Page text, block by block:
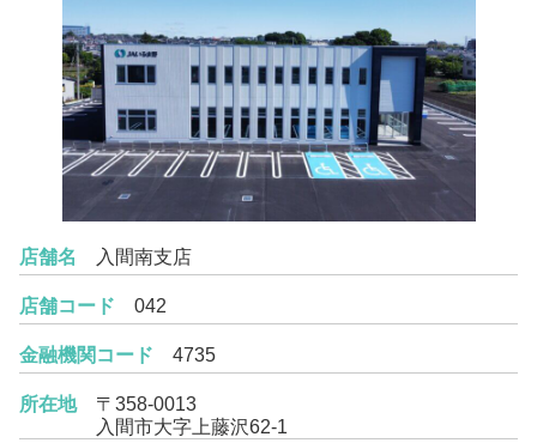
店舗名 入間南支店
店舗コード 042
金融機関コード 4735
所在地
〒358-0013
入間市大字上藤沢62-1